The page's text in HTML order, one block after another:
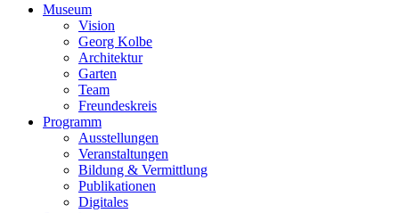
Museum
Vision
Georg Kolbe
Architektur
Garten
Team
Freundeskreis
Programm
Ausstellungen
Veranstaltungen
Bildung & Vermittlung
Publikationen
Digitales